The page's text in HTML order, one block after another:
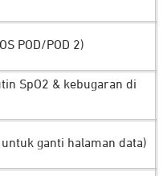
mengukur variabilitas
. Ini memungkinkan
melakukan pendakian?
kadar oksigen dalam
tubuh lebih mudah
POD/POD 2)
SpO2 & kebugaran di
untuk ganti halaman data)